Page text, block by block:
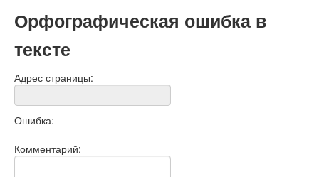
Орфографическая ошибка в
тексте
Адрес страницы:
Ошибка:
Комментарий: